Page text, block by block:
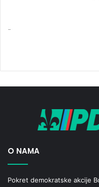
O NAMA
Pokret demokratske akcije